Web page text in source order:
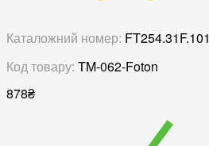
Каталожний номер: FT254.31F.101
Код товару: TM-062-Foton
878₴